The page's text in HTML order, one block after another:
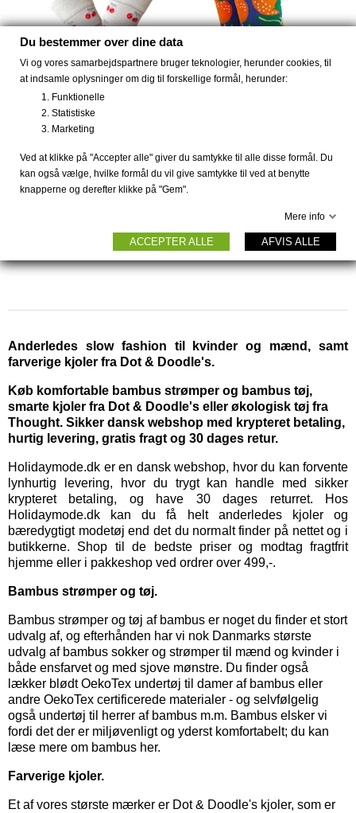
Bambus strømper Cherry
49 DKK
Bambus strømper
Anderledes slow fashion til kvinder og mænd, samt
farverige kjoler fra Dot & Doodle's.
Køb komfortable bambus strømper og bambus tøj,
smarte kjoler fra Dot & Doodle's eller økologisk tøj fra
Thought. Sikker dansk webshop med krypteret betaling,
hurtig levering, gratis fragt og 30 dages retur.
Holidaymode.dk er en dansk webshop, hvor du kan forvente
lynhurtig levering, hvor du trygt kan handle med sikker
krypteret betaling, og have 30 dages returret. Hos
Holidaymode.dk kan du få helt anderledes kjoler og
bæredygtigt modetøj end det du normalt finder på nettet og i
butikkerne. Shop til de bedste priser og modtag fragtfrit
hjemme eller i pakkeshop ved ordrer over 499,-.
Bambus strømper og tøj.
Bambus strømper og tøj af bambus er noget du finder et stort
udvalg af, og efterhånden har vi nok Danmarks største
udvalg af bambus sokker og strømper til mænd og kvinder i
både ensfarvet og med sjove mønstre. Du finder også
lækker blødt OekoTex undertøj til damer af bambus eller
andre OekoTex certificerede materialer - og selvfølgelig
også undertøj til herrer af bambus m.m. Bambus elsker vi
fordi det der er miljøvenligt og yderst komfortabelt; du kan
læse mere om bambus her.
Farverige kjoler.
Et af vores største mærker er Dot & Doodle's kjoler, som er
Du bestemmer over dine data
Vi og vores samarbejdspartnere bruger teknologier, herunder cookies, til
at indsamle oplysninger om dig til forskellige formål, herunder:
Funktionelle
Statistiske
Marketing
Ved at klikke på "Accepter alle" giver du samtykke til alle disse formål. Du
kan også vælge, hvilke formål du vil give samtykke til ved at benytte
knapperne og derefter klikke på "Gem".
Mere info
ACCEPTER ALLE AFVIS ALLE